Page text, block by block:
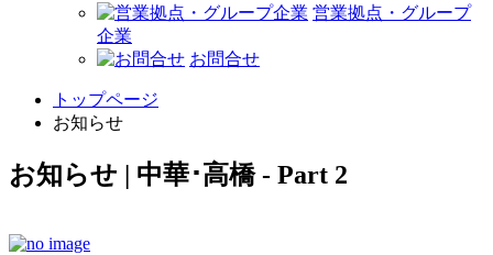
営業拠点・グループ
企業
お問合せ
トップページ
お知らせ
お知らせ | 中華･高橋 - Part 2